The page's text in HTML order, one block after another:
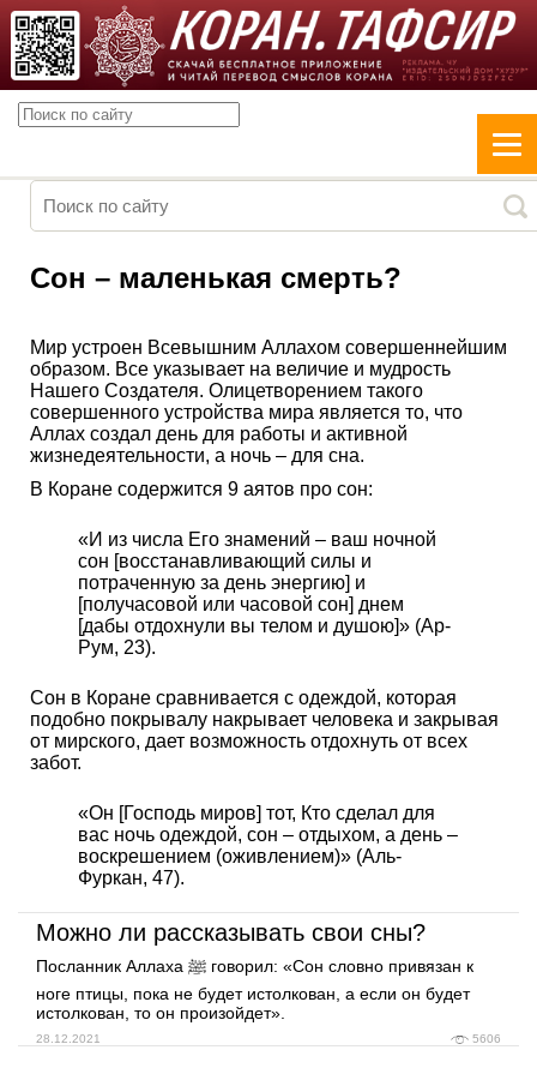
Сон – маленькая смерть?
Мир устроен Всевышним Аллахом совершеннейшим
образом. Все указывает на величие и мудрость
Нашего Создателя. Олицетворением такого
совершенного устройства мира является то, что
Аллах создал день для работы и активной
жизнедеятельности, а ночь – для сна.
В Коране содержится 9 аятов про сон:
«И из числа Его знамений – ваш ночной
сон [восстанавливающий силы и
потраченную за день энергию] и
[получасовой или часовой сон] днем
[дабы отдохнули вы телом и душою]» (Ар-
Рум, 23).
Сон в Коране сравнивается с одеждой, которая
подобно покрывалу накрывает человека и закрывая
от мирского, дает возможность отдохнуть от всех
забот.
«Он [Господь миров] тот, Кто сделал для
вас ночь одеждой, сон – отдыхом, а день –
воскрешением (оживлением)» (Аль-
Фуркан, 47).
Можно ли рассказывать свои сны?
Посланник Аллаха ﷺ говорил: «Сон словно привязан к
ноге птицы, пока не будет истолкован, а если он будет
истолкован, то он произойдет».
28.12.2021 5606